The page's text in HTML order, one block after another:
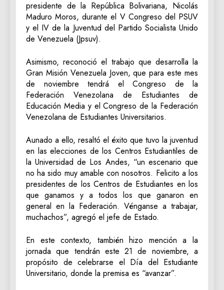
presidente de la República Bolivariana, Nicolás
Maduro Moros, durante el V Congreso del PSUV
y el IV de la Juventud del Partido Socialista Unido
de Venezuela (Jpsuv).
Asimismo, reconoció el trabajo que desarrolla la
Gran Misión Venezuela Joven, que para este mes
de noviembre tendrá el Congreso de la
Federación Venezolana de Estudiantes de
Educación Media y el Congreso de la Federación
Venezolana de Estudiantes Universitarios.
Aunado a ello, resaltó el éxito que tuvo la juventud
en las elecciones de los Centros Estudiantiles de
la Universidad de Los Andes, “un escenario que
no ha sido muy amable con nosotros. Felicito a los
presidentes de los Centros de Estudiantes en los
que ganamos y a todos los que ganaron en
general en la Federación. Vénganse a trabajar,
muchachos”, agregó el jefe de Estado.
En este contexto, también hizo mención a la
jornada que tendrán este 21 de noviembre, a
propósito de celebrarse el Día del Estudiante
Universitario, donde la premisa es “avanzar”.